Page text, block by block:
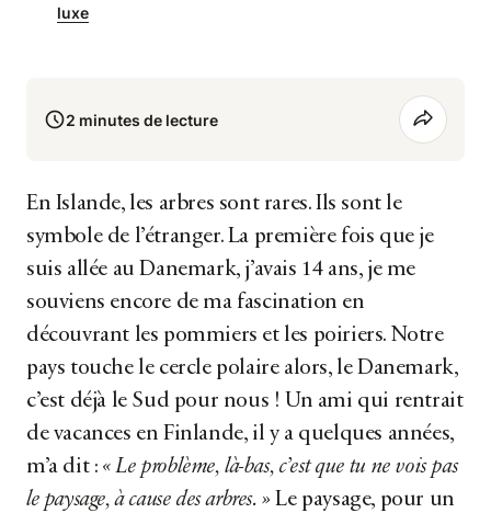
luxe
2 minutes de lecture
En Islande, les arbres sont rares. Ils sont le
symbole de l’étranger. La première fois que je
suis allée au Danemark, j’avais 14 ans, je me
souviens encore de ma fascination en
découvrant les pommiers et les poiriers. Notre
pays touche le cercle polaire alors, le Danemark,
c’est déjà le Sud pour nous ! Un ami qui rentrait
de vacances en Finlande, il y a quelques années,
m’a dit : « Le problème, là-bas, c’est que tu ne vois pas
le paysage, à cause des arbres. » Le paysage, pour un